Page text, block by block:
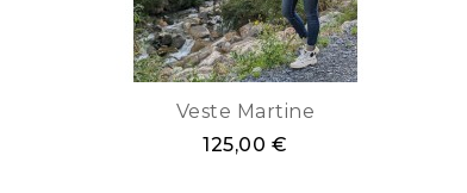
Veste Martine
125,00 €